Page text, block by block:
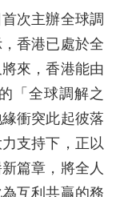
次主辦全球調
香港已處於全
來，香港能由
「全球調解之
衝突此起彼落
支持下，正以
篇章，將全人
互利共贏的務